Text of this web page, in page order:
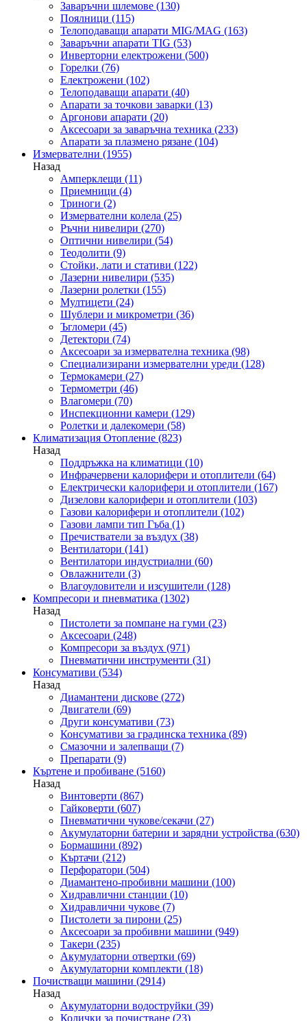
Заваръчни шлемове (130)
Поялници (115)
Телоподаващи апарати MIG/MAG (163)
Заваръчни апарати TIG (53)
Инверторни електрожени (500)
Горелки (76)
Електрожени (102)
Телоподаващи апарати (40)
Апарати за точкови заварки (13)
Аргонови апарати (20)
Аксесоари за заваръчна техника (233)
Апарати за плазмено рязане (104)
Измервателни (1955)
Назад
Амперклещи (11)
Приемници (4)
Триноги (2)
Измервателни колела (25)
Ръчни нивелири (270)
Оптични нивелири (54)
Теодолити (9)
Стойки, лати и стативи (122)
Лазерни нивелири (535)
Лазерни ролетки (155)
Мултицети (24)
Шублери и микрометри (36)
Ъгломери (45)
Детектори (74)
Аксесоари за измервателна техника (98)
Специализирани измервателни уреди (128)
Термокамери (27)
Термометри (46)
Влагомери (70)
Инспекционни камери (129)
Ролетки и далекомери (58)
Климатизация Отопление (823)
Назад
Поддръжка на климатици (10)
Инфрачервени калорифери и отоплители (64)
Електрически калорифери и отоплители (167)
Дизелови калорифери и отоплители (103)
Газови калорифери и отоплители (102)
Газови лампи тип Гъба (1)
Пречистватели за въздух (38)
Вентилатори (141)
Вентилатори индустриални (60)
Овлажнители (3)
Влагоуловители и изсушители (128)
Компресори и пневматика (1302)
Назад
Пистолети за помпане на гуми (23)
Аксесоари (248)
Компресори за въздух (971)
Пневматични инструменти (31)
Консумативи (534)
Назад
Диамантени дискове (272)
Двигатели (69)
Други консумативи (73)
Консумативи за градинска техника (89)
Смазочни и залепващи (7)
Препарати (9)
Къртене и пробиване (5160)
Назад
Винтоверти (867)
Гайковерти (607)
Пневматични чукове/секачи (27)
Акумулаторни батерии и зарядни устройства (630)
Бормашини (892)
Къртачи (212)
Перфоратори (504)
Диамантено-пробивни машини (100)
Хидравлични станции (10)
Хидравлични чукове (7)
Пистолети за пирони (25)
Аксесоари за пробивни машини (949)
Такери (235)
Акумулаторни отвертки (69)
Акумулаторни комплекти (18)
Почистващи машини (2914)
Назад
Акумулаторни водоструйки (39)
Колички за почистване (23)